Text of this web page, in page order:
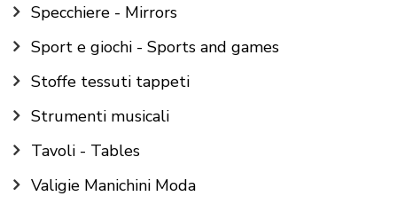
Specchiere - Mirrors
Sport e giochi - Sports and games
Stoffe tessuti tappeti
Strumenti musicali
Tavoli - Tables
Valigie Manichini Moda